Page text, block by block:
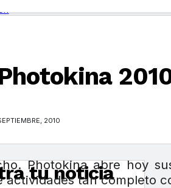
tu noticia
2010
Photokina abre hoy
actividades tan completo